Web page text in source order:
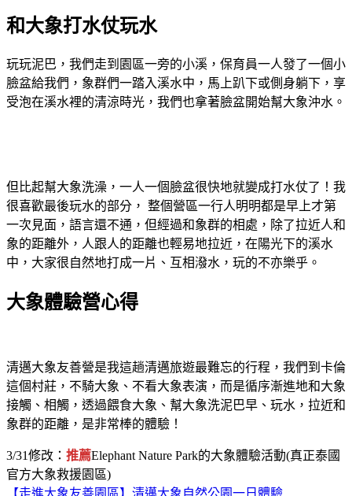
和大象打水仗玩水
玩玩泥巴，我們走到園區一旁的小溪，保育員一人發了一個小
臉盆給我們，象群們一踏入溪水中，馬上趴下或側身躺下，享
受泡在溪水裡的清涼時光，我們也拿著臉盆開始幫大象沖水。
但比起幫大象洗澡，一人一個臉盆很快地就變成打水仗了！我
很喜歡最後玩水的部分， 整個營區一行人明明都是早上才第
一次見面，語言還不通，但經過和象群的相處，除了拉近人和
象的距離外，人跟人的距離也輕易地拉近，在陽光下的溪水
中，大家很自然地打成一片、互相潑水，玩的不亦樂乎。
大象體驗營心得
清邁大象友善營是我這趟清邁旅遊最難忘的行程，我們到卡倫
這個村莊，不騎大象、不看大象表演，而是循序漸進地和大象
接觸、相觸，透過餵食大象、幫大象洗泥巴早、玩水，拉近和
象群的距離，是非常棒的體驗！
3/31修改： 推薦Elephant Nature Park的大象體驗活動(真正泰國
官方大象救援園區)
【走進大象友善園區】清邁大象自然公園一日體驗